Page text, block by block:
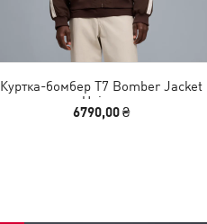
Куртка-бомбер T7 Bomber Jacket
Unisex
6790,00 ₴